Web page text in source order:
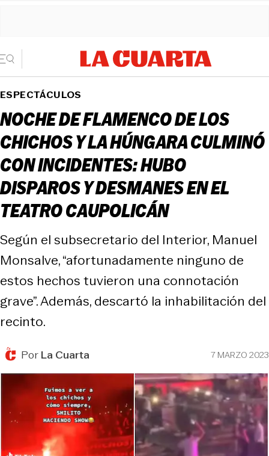
ESPECTÁCULOS
NOCHE DE FLAMENCO DE LOS
CHICHOS Y LA HÚNGARA CULMINÓ
CON INCIDENTES: HUBO
DISPAROS Y DESMANES EN EL
TEATRO CAUPOLICÁN
Según el subsecretario del Interior, Manuel
Monsalve, “afortunadamente ninguno de
estos hechos tuvieron una connotación
grave”. Además, descartó la inhabilitación del
recinto.
PorLa Cuarta 7 MARZO 2023